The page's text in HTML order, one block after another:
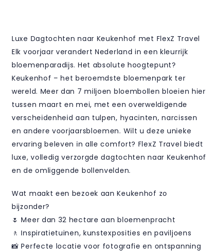
Luxe Dagtochten naar Keukenhof met FlexZ Travel
Elk voorjaar verandert Nederland in een kleurrijk
bloemenparadijs. Het absolute hoogtepunt?
Keukenhof – het beroemdste bloemenpark ter
wereld. Meer dan 7 miljoen bloembollen bloeien hier
tussen maart en mei, met een overweldigende
verscheidenheid aan tulpen, hyacinten, narcissen
en andere voorjaarsbloemen. Wilt u deze unieke
ervaring beleven in alle comfort? FlexZ Travel biedt
luxe, volledig verzorgde dagtochten naar Keukenhof
en de omliggende bollenvelden.
Wat maakt een bezoek aan Keukenhof zo
bijzonder?
🌷 Meer dan 32 hectare aan bloemenpracht
🚶 Inspiratietuinen, kunstexposities en paviljoens
📸 Perfecte locatie voor fotografie en ontspanning